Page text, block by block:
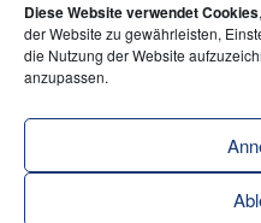
Diese Website verwendet Cookies
der Website zu gewährleisten,
die Nutzung der Website
anzupassen.